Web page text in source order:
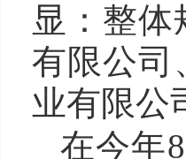
显：整
有限公司
业有限公
在今年